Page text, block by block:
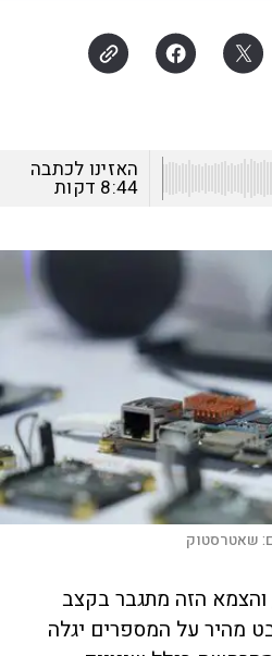
האזינו לכתבה
8:44 דקות
שאטרסטוק
הזה מתגבר בקצב
מהיר על המספרים יגלה